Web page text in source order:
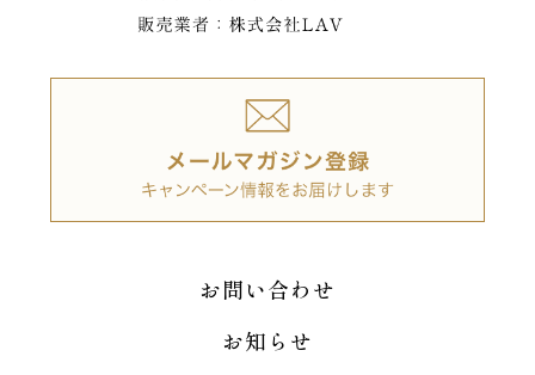
お問い合わせ
お知らせ